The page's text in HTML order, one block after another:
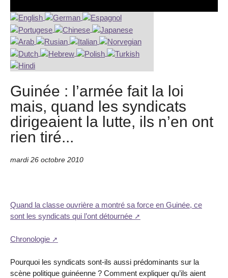
Guinée : l’armée fait la loi
mais, quand les syndicats
dirigeaient la lutte, ils n’en ont
rien tiré...
mardi 26 octobre 2010
Quand la classe ouvrière a montré sa force en Guinée, ce
sont les syndicats qui l’ont détournée
Chronologie
Pourquoi les syndicats sont-ils aussi prédominants sur la
scène politique guinéenne ? Comment expliquer qu’ils aient